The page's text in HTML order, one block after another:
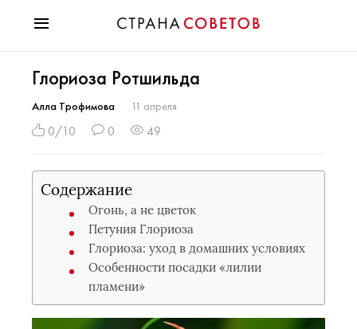
Мода
Звезды
Гороскопы
Психология
Хобби
Праздники
Глориоза Ротшильда
Алла Трофимова 11 апреля
0/10 0 49
Содержание
Огонь, а не цветок
Петуния Глориоза
Глориоза: уход в домашних условиях
Особенности посадки «лилии
пламени»